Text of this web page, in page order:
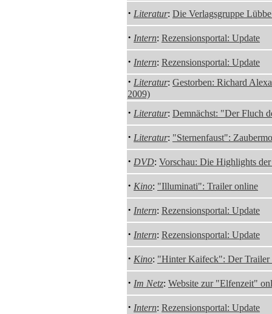
· Literatur: Die Verlagsgruppe
· Intern: Rezensionsportal: Update
· Intern: Rezensionsportal: Update
· Literatur: Gestorben: Richard
2009)
· Literatur: Demnächst: "Der Fluch
· Literatur: "Sternenfaust":
· DVD: Vorschau: Die Highlights
· Kino: "Illuminati": Trailer online
· Intern: Rezensionsportal: Update
· Intern: Rezensionsportal: Update
· Kino: "Hinter Kaifeck": Der Trailer
· Im Netz: Website zur "Elfenzeit"
· Intern: Rezensionsportal: Update